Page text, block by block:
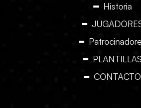
Historia
PLANTILLAS
CONTACTO